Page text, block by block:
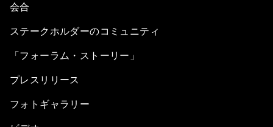
会合
ステークホルダーのコミュニティ
「フォーラム・ストーリー」
プレスリリース
フォトギャラリー